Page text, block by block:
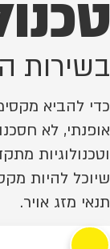
בשירות
כדי להביא
אופנתי, לא
וטכנולוגיות
שיוכל להיות
תנאי מזג אויר.